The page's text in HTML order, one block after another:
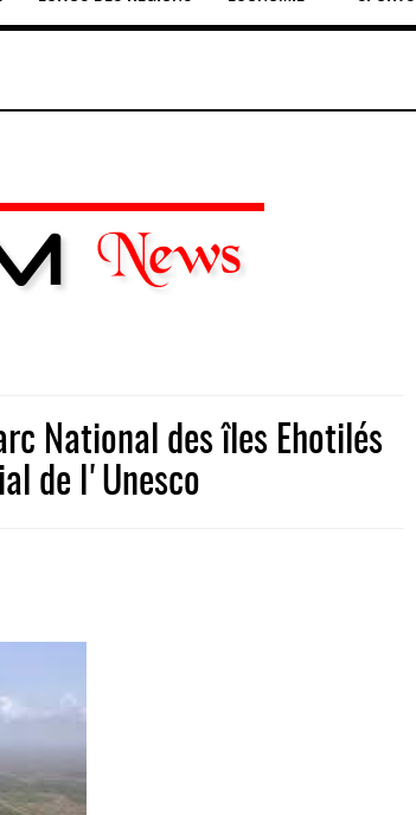
National des îles Ehotilés
de l'Unesco